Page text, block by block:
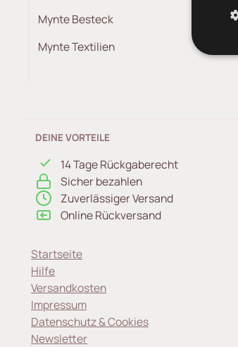
Mynte Besteck
Mynte Textilien
DEINE VORTEILE
14 Tage Rückgaberecht
Sicher bezahlen
Zuverlässiger Versand
Online Rückversand
Startseite
Hilfe
Versandkosten
Impressum
Datenschutz & Cookies
Newsletter